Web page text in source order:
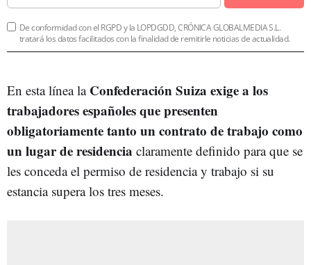
De conformidad con el RGPD y la LOPDGDD, CRÓNICA GLOBALMEDIA S.L.
tratará los datos facilitados con la finalidad de remitirle noticias de actualidad.
En esta línea laConfederación Suiza exige a los
trabajadores españoles que presenten
obligatoriamente tanto un contrato de trabajo como
un lugar de residencia claramente definido para que se
les conceda el permiso de residencia y trabajo si su
estancia supera los tres meses.